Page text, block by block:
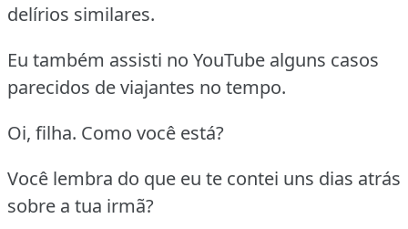
delírios similares.
Eu também assisti no YouTube alguns casos
parecidos de viajantes no tempo.
Oi, filha. Como você está?
Você lembra do que eu te contei uns dias atrás
sobre a tua irmã?